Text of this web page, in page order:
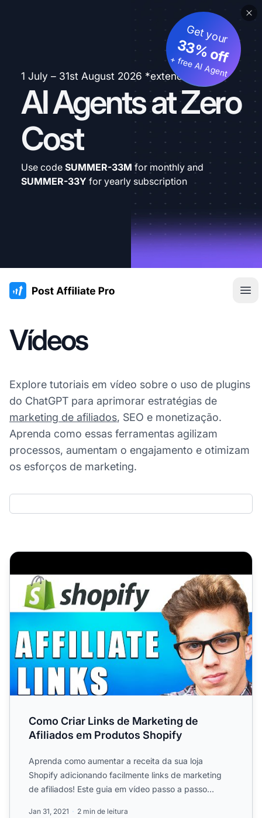
1 July – 31st August 2026 *extended
AI Agents at Zero
Cost
Get your
33% off
+ free AI Agent
Use code SUMMER-33M for monthly and
SUMMER-33Y for yearly subscription
:site.title
Vídeos
Explore tutoriais em vídeo sobre o uso de plugins
do ChatGPT para aprimorar estratégias de
marketing de afiliados, SEO e monetização.
Aprenda como essas ferramentas agilizam
processos, aumentam o engajamento e otimizam
os esforços de marketing.
Como Criar Links de Marketing de Afiliados em Produtos
Como Criar Links de Marketing de
Afiliados em Produtos Shopify
Aprenda como aumentar a receita da sua loja
Shopify adicionando facilmente links de marketing
de afiliados! Este guia em vídeo passo a passo
Jan 31, 2021 2 min de leitura